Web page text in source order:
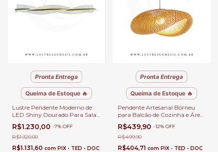
Pronta Entrega
Queima de Estoque 🔥
Lustre Pendente Moderno de
LED Shiny Dourado Para Sala
de Jantar, Escritórios,
Apartamentos e Sala de Estar
R$1.230,00 -7% OFF
R$1.320,00
R$1.131,60 com PIX • TED • DOC
Pronta Entrega
Queima de Estoque 🔥
Pendente Artesanal Borneu
para Balcão de Cozinha e Área
Gourmet • GMH
R$439,90 -12% OFF
R$499,90
R$404,71 com PIX • TED • DOC